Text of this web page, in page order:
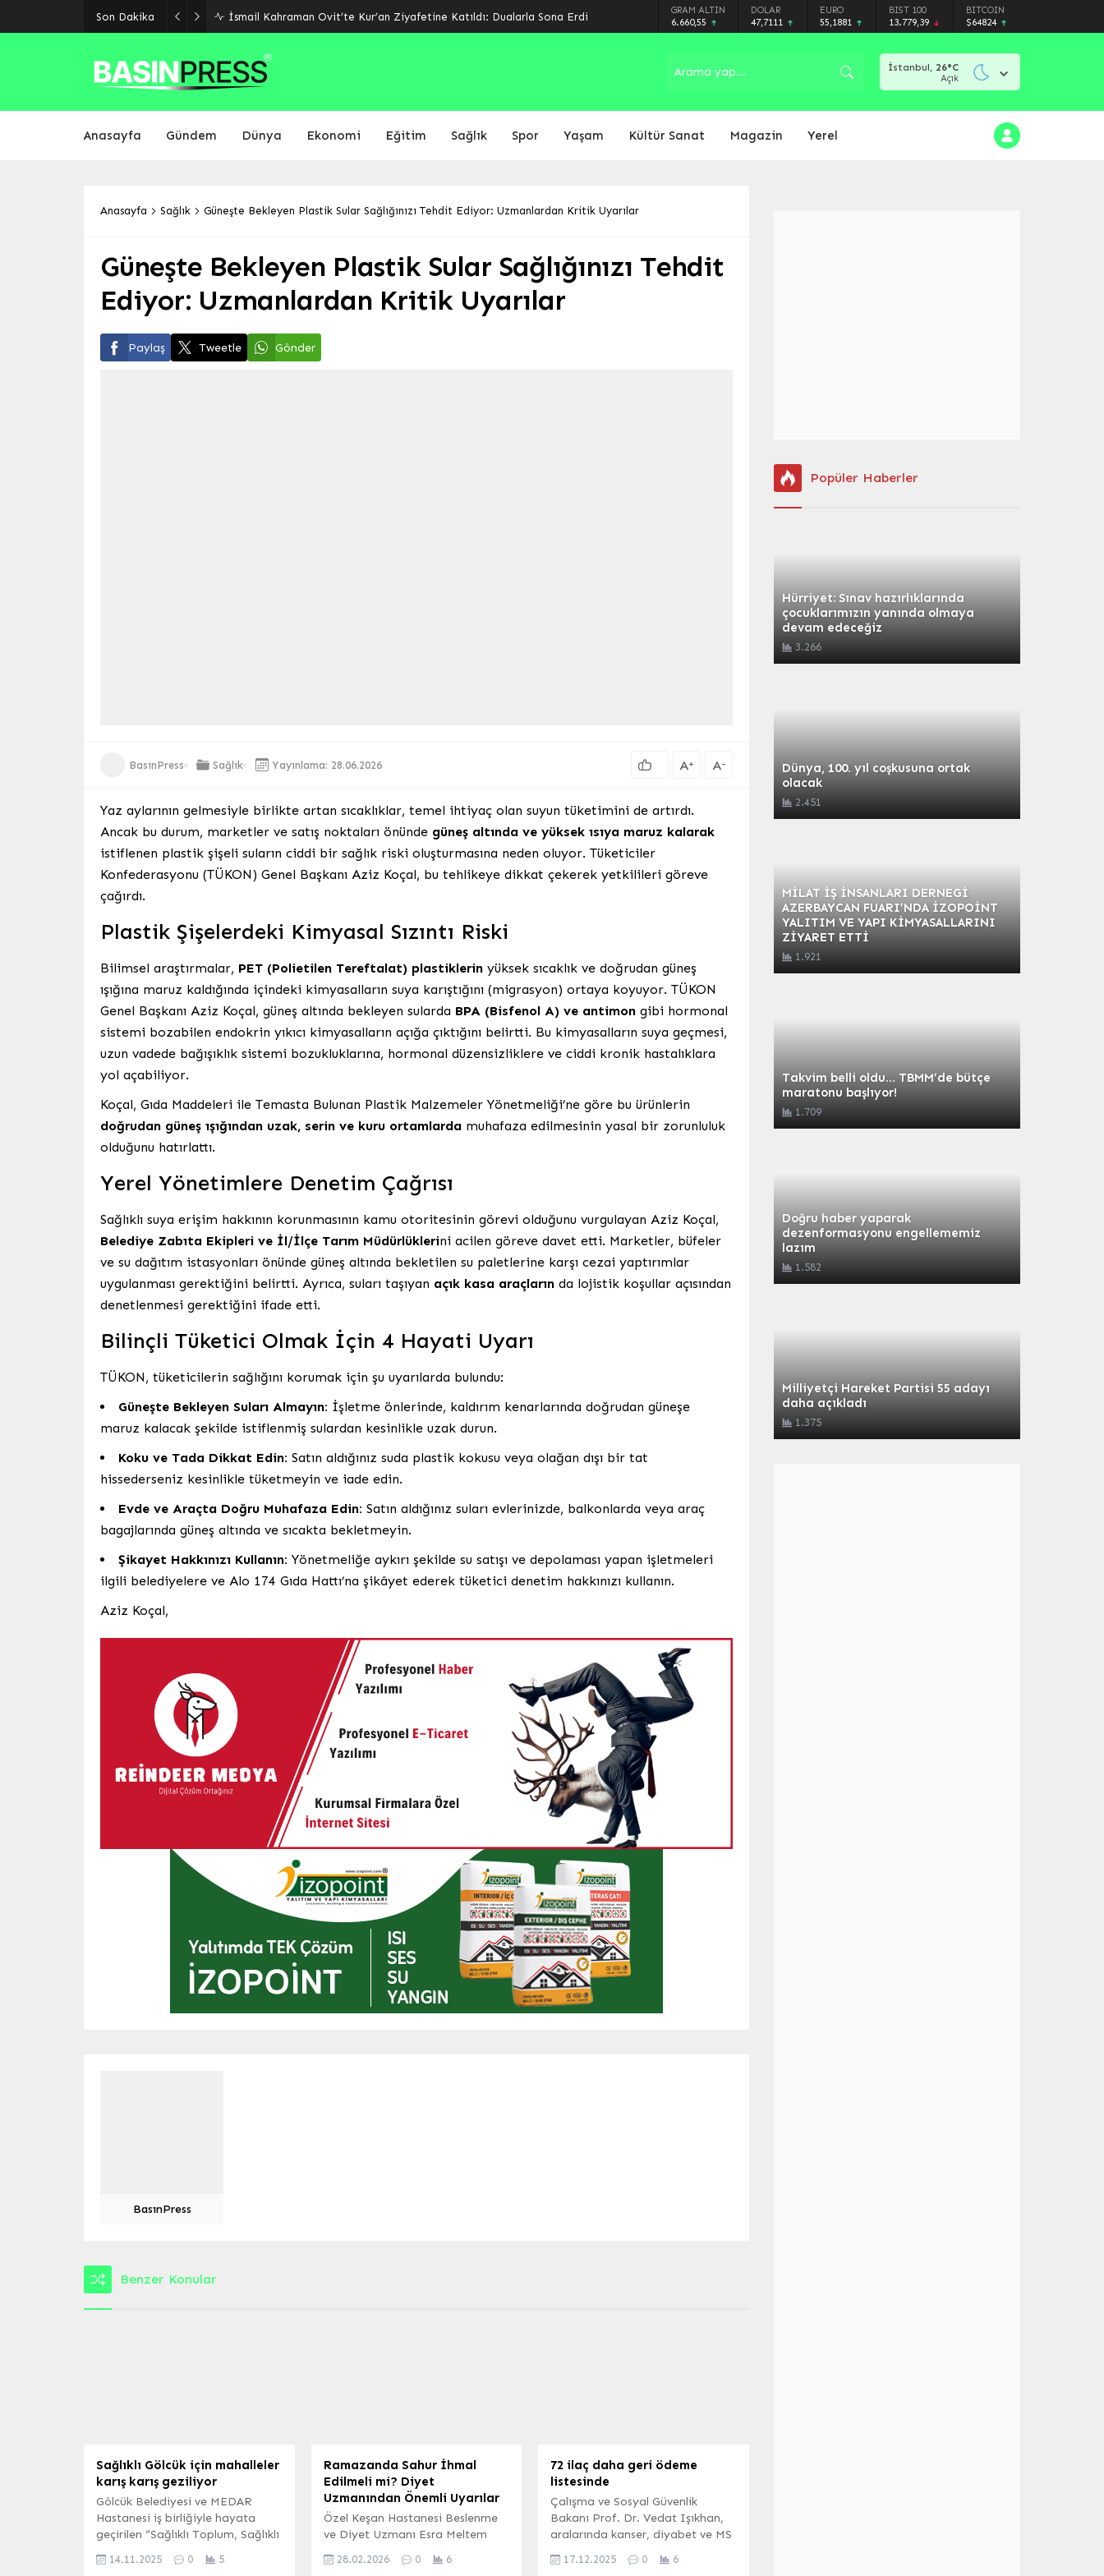
Son Dakika
Malatya’da Ulaşım Yatırımlarında Son Perde: Havalimanı Eylül’de, Çevre
Yolu Ekim’de Açılıyor
GRAM ALTIN
6.660,55
DOLAR
47,7111
EURO
55,1881
BIST 100
13.779,39
BITCOIN
$64824
İstanbul, 26°C
Açık
Anasayfa Gündem Dünya Ekonomi Eğitim Sağlık Spor Yaşam Kültür Sanat Magazin Yerel
Anasayfa Sağlık Güneşte Bekleyen Plastik Sular Sağlığınızı Tehdit Ediyor: Uzmanlardan Kritik Uyarılar
Güneşte Bekleyen Plastik Sular Sağlığınızı Tehdit
Ediyor: Uzmanlardan Kritik Uyarılar
Paylaş Tweetle Gönder
BasınPress Sağlık Yayınlama: 28.06.2026 A+ A-
Yaz aylarının gelmesiyle birlikte artan sıcaklıklar, temel ihtiyaç olan suyun tüketimini de artırdı.
Ancak bu durum, marketler ve satış noktaları önünde güneş altında ve yüksek ısıya maruz kalarak
istiflenen plastik şişeli suların ciddi bir sağlık riski oluşturmasına neden oluyor. Tüketiciler
Konfederasyonu (TÜKON) Genel Başkanı Aziz Koçal, bu tehlikeye dikkat çekerek yetkilileri göreve
çağırdı.
Plastik Şişelerdeki Kimyasal Sızıntı Riski
Bilimsel araştırmalar, PET (Polietilen Tereftalat) plastiklerin yüksek sıcaklık ve doğrudan güneş
ışığına maruz kaldığında içindeki kimyasalların suya karıştığını (migrasyon) ortaya koyuyor. TÜKON
Genel Başkanı Aziz Koçal, güneş altında bekleyen sularda BPA (Bisfenol A) ve antimon gibi hormonal
sistemi bozabilen endokrin yıkıcı kimyasalların açığa çıktığını belirtti. Bu kimyasalların suya geçmesi,
uzun vadede bağışıklık sistemi bozukluklarına, hormonal düzensizliklere ve ciddi kronik hastalıklara
yol açabiliyor.
Koçal, Gıda Maddeleri ile Temasta Bulunan Plastik Malzemeler Yönetmeliği’ne göre bu ürünlerin
doğrudan güneş ışığından uzak, serin ve kuru ortamlarda muhafaza edilmesinin yasal bir zorunluluk
olduğunu hatırlattı.
Yerel Yönetimlere Denetim Çağrısı
Sağlıklı suya erişim hakkının korunmasının kamu otoritesinin görevi olduğunu vurgulayan Aziz Koçal,
Belediye Zabıta Ekipleri ve İl/İlçe Tarım Müdürlüklerini acilen göreve davet etti. Marketler, büfeler
ve su dağıtım istasyonları önünde güneş altında bekletilen su paletlerine karşı cezai yaptırımlar
uygulanması gerektiğini belirtti. Ayrıca, suları taşıyan açık kasa araçların da lojistik koşullar açısından
denetlenmesi gerektiğini ifade etti.
Bilinçli Tüketici Olmak İçin 4 Hayati Uyarı
TÜKON, tüketicilerin sağlığını korumak için şu uyarılarda bulundu:
Güneşte Bekleyen Suları Almayın: İşletme önlerinde, kaldırım kenarlarında doğrudan güneşe
maruz kalacak şekilde istiflenmiş sulardan kesinlikle uzak durun.
Koku ve Tada Dikkat Edin: Satın aldığınız suda plastik kokusu veya olağan dışı bir tat
hissederseniz kesinlikle tüketmeyin ve iade edin.
Evde ve Araçta Doğru Muhafaza Edin: Satın aldığınız suları evlerinizde, balkonlarda veya araç
bagajlarında güneş altında ve sıcakta bekletmeyin.
Şikayet Hakkınızı Kullanın: Yönetmeliğe aykırı şekilde su satışı ve depolaması yapan işletmeleri
ilgili belediyelere ve Alo 174 Gıda Hattı’na şikâyet ederek tüketici denetim hakkınızı kullanın.
Aziz Koçal,
BasınPress
Benzer Konular
Sağlıklı Gölcük için mahalleler
karış karış geziliyor
Gölcük Belediyesi ve MEDAR
Hastanesi iş birliğiyle hayata
geçirilen “Sağlıklı Toplum, Sağlıklı
görevli doktorlar, mahalleri tek
14.11.2025 0 5
Ramazanda Sahur İhmal
Edilmeli mi? Diyet
Uzmanından Önemli Uyarılar
Özel Keşan Hastanesi Beslenme
ve Diyet Uzmanı Esra Meltem
sağlıklı beslenmenin temel
28.02.2026 0 6
72 ilaç daha geri ödeme
listesinde
Çalışma ve Sosyal Güvenlik
Bakanı Prof. Dr. Vedat Işıkhan,
aralarında kanser, diyabet ve MS
SGK geri ödeme listesine
17.12.2025 0 6
Popüler Haberler
Hürriyet: Sınav hazırlıklarında
çocuklarımızın yanında olmaya
devam edeceğiz
3.266
Dünya, 100. yıl coşkusuna ortak
olacak
2.451
MİLAT İŞ İNSANLARI DERNEGİ
AZERBAYCAN FUARI’NDA İZOPOİNT
YALITIM VE YAPI KİMYASALLARINI
ZİYARET ETTİ
1.921
Takvim belli oldu… TBMM’de bütçe
maratonu başlıyor!
1.709
Doğru haber yaparak
dezenformasyonu engellememiz
lazım
1.582
Milliyetçi Hareket Partisi 55 adayı
daha açıkladı
1.375